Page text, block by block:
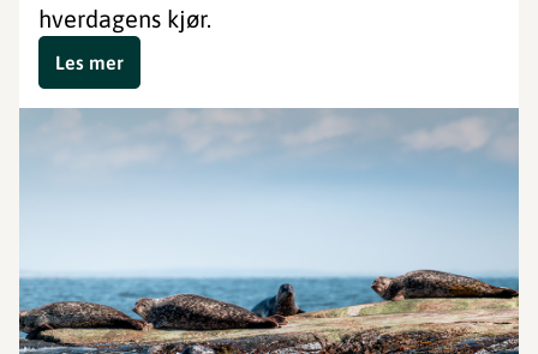
hverdagens kjør.
Les mer